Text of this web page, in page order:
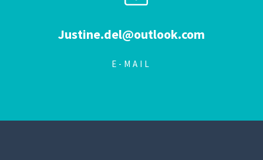
Justine.del@outlook.com
E-MAIL